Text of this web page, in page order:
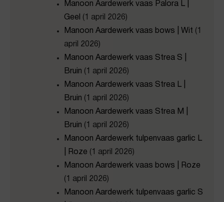
Manoon Aardewerk vaas Palora L |
Geel
(1 april 2026)
Manoon Aardewerk vaas bows | Wit (1
april 2026)
Manoon Aardewerk vaas Strea S |
Bruin (1 april 2026)
Manoon Aardewerk vaas Strea L |
Bruin (1 april 2026)
Manoon Aardewerk vaas Strea M |
Bruin (1 april 2026)
Manoon Aardewerk tulpenvaas garlic L
| Roze (1 april 2026)
Manoon Aardewerk vaas bows | Roze
(1 april 2026)
Manoon Aardewerk tulpenvaas garlic S